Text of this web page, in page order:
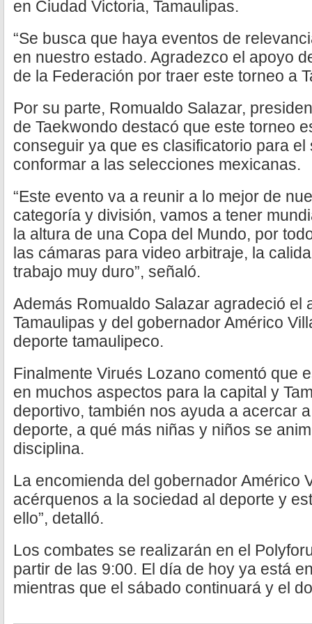
en Ciudad Victoria, Tamaulipas.
“Se busca que haya eventos de
en nuestro estado. Agradezco el apoyo
de la Federación por traer este torneo a
Por su parte, Romualdo Salazar,
de Taekwondo destacó que este torneo
conseguir ya que es clasificatorio para
conformar a las selecciones mexicanas.
“Este evento va a reunir a lo mejor de
categoría y división, vamos a tener
la altura de una Copa del Mundo, por
las cámaras para video arbitraje, la
trabajo muy duro”, señaló.
Además Romualdo Salazar agradeció el
Tamaulipas y del gobernador Américo
deporte tamaulipeco.
Finalmente Virués Lozano comentó que
en muchos aspectos para la capital y
deportivo, también nos ayuda a acercar
deporte, a qué más niñas y niños se
disciplina.
La encomienda del gobernador Américo
acérquenos a la sociedad al deporte y
ello”, detalló.
Los combates se realizarán en el
partir de las 9:00. El día de hoy ya está
mientras que el sábado continuará y el